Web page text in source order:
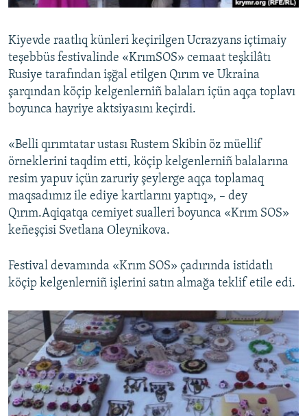
RFE/RS bütün saytları
Kiyevde raatlıq künleri keçirilgen Ucrazyans içtimaiy
teşebbüs festivalinde «KrımSOS» cemaat teşkilâtı
Rusiye tarafından işğal etilgen Qırım ve Ukraina
şarqından köçip kelgenlerniñ balaları içün aqça toplavı
boyunca hayriye aktsiyasını keçirdi.
«Belli qırımtatar ustası Rustem Skibin öz müellif
örneklerini taqdim etti, köçip kelgenlerniñ balalarına
resim yapuv içün zaruriy şeylerge aqça toplamaq
maqsadımız ile ediye kartlarını yaptıq», – dey
Qırım.Aqiqatqa cemiyet sualleri boyunca «Krım SOS»
keñeşçisi Svetlana Оleynikova.
Festival devamında «Krım SOS» çadırında istidatlı
köçip kelgenlerniñ işlerini satın almağa teklif etile edi.